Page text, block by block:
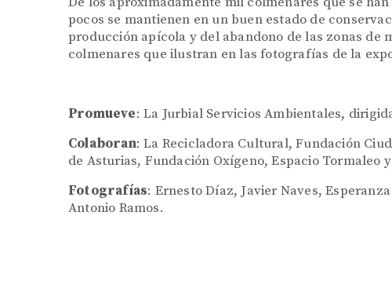
pocos se mantienen en un buen estado de
producción apícola y del abandono de las zonas de
colmenares que ilustran en las fotografías de la
Promueve: La Jurbial Servicios Ambientales,
Colaboran: La Recicladora Cultural, Fundación
de Asturias, Fundación Oxígeno, Espacio Tormaleo
Fotografías: Ernesto Díaz, Javier Naves,
Antonio Ramos.